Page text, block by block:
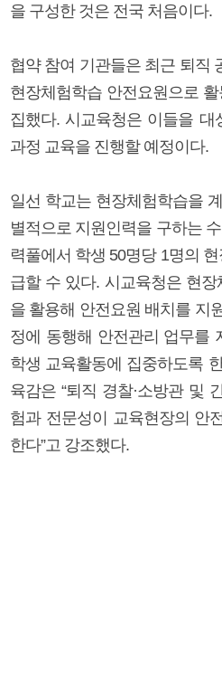
을 구성한 것은 전국 처음이다.
협약 참여 기관들은 최근 퇴직
현장체험학습 안전요원으로
집했다. 시교육청은 이들을 대
과정 교육을 진행할 예정이다.
일선 학교는 현장체험학습을
별적으로 지원인력을 구하는
력풀에서 학생 50명당 1명의
급할 수 있다. 시교육청은 현
을 활용해 안전요원 배치를 지
정에 동행해 안전관리 업무를
학생 교육활동에 집중하도록
육감은 “퇴직 경찰·소방관 및
험과 전문성이 교육현장의 안
한다”고 강조했다.